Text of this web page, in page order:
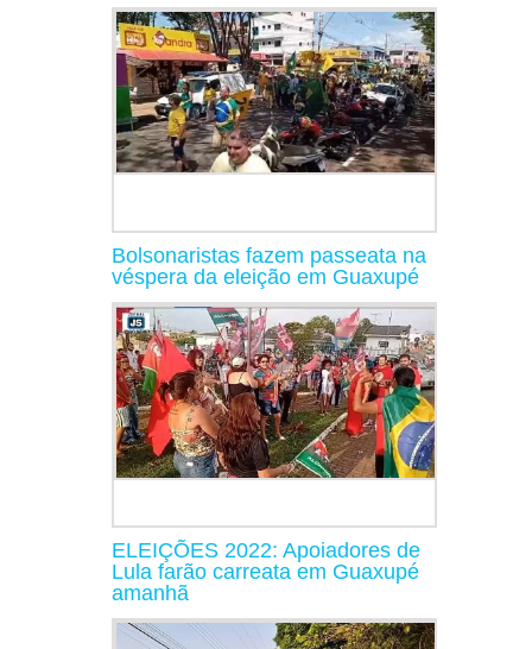
Bolsonaristas fazem passeata na
véspera da eleição em Guaxupé
ELEIÇÕES 2022: Apoiadores de
Lula farão carreata em Guaxupé
amanhã